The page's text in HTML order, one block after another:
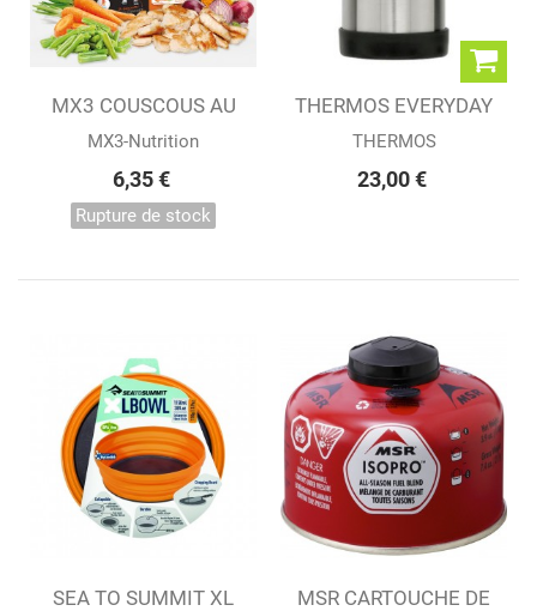
MX3 COUSCOUS AU
POULET...
MX3-Nutrition
6,35 €
Rupture de stock
THERMOS EVERYDAY
Porte Aliments...
THERMOS
23,00 €
SEA TO SUMMIT XL
MSR CARTOUCHE DE